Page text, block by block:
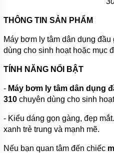
TIN
GIỚI
THIỆU
PHẨM
LIÊN
HỆ
THÔNG TIN SẢN PHẨM
Máy bơm ly tâm dân dụng
dùng cho sinh hoạt hoặc mục
TÍNH NĂNG NỔI BẬT
- Máy bơm ly tâm dân dụng
310 chuyên dùng cho sinh
- Kiểu dáng gọn gàng, đẹp
xanh trẻ trung và mạnh mẽ.
Nếu bạn quan tâm đến chiếc